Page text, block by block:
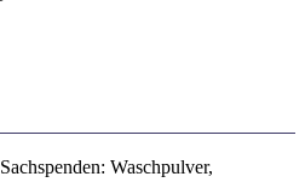
Waschpulver,